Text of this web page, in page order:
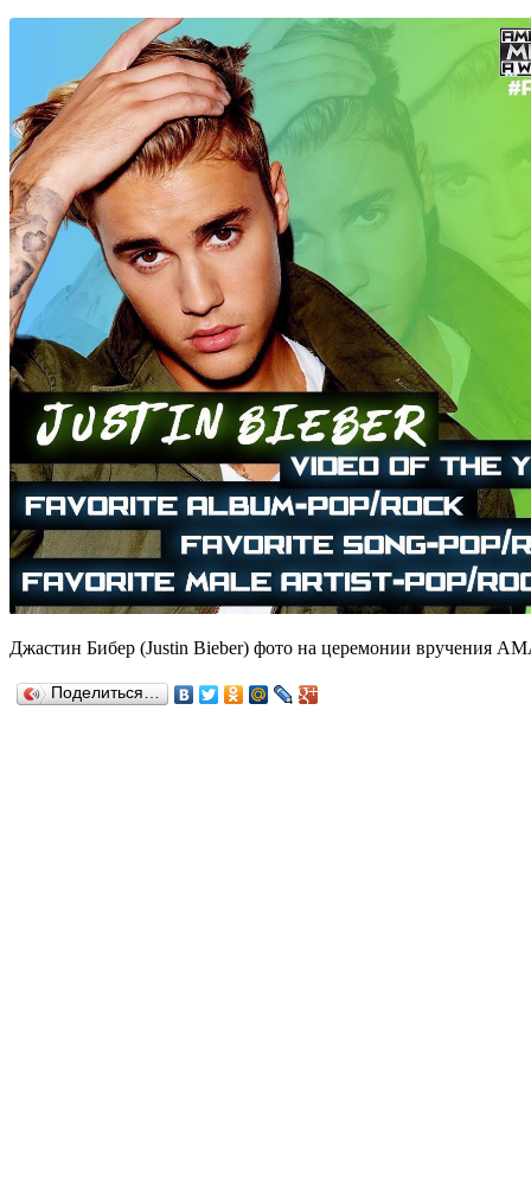
Джастин Бибер (Justin Bieber) фото на церемонии вручения
Поделиться…